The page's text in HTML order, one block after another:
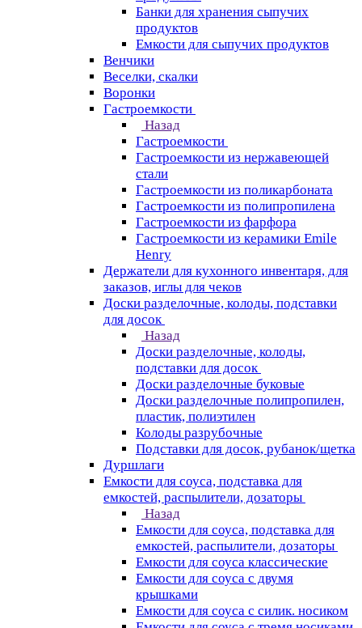
Банки для хранения сыпучих
продуктов
Емкости для сыпучих продуктов
Венчики
Веселки, скалки
Воронки
Гастроемкости
Назад
Гастроемкости
Гастроемкости из нержавеющей
стали
Гастроемкости из поликарбоната
Гастроемкости из полипропилена
Гастроемкости из фарфора
Гастроемкости из керамики Emile
Henry
Держатели для кухонного инвентаря, для
заказов, иглы для чеков
Доски разделочные, колоды, подставки
для досок
Назад
Доски разделочные, колоды,
подставки для досок
Доски разделочные буковые
Доски разделочные полипропилен,
пластик, полиэтилен
Колоды разрубочные
Подставки для досок, рубанок/щетка
Дуршлаги
Емкости для соуса, подставка для
емкостей, распылители, дозаторы
Назад
Емкости для соуса, подставка для
емкостей, распылители, дозаторы
Емкости для соуса классические
Емкости для соуса с двумя
крышками
Емкости для соуса с силик. носиком